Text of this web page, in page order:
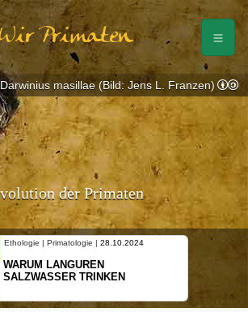
Primaten
der Primaten
Ethologie | Primatologie |28.10.2024
WARUM LANGUREN
SALZWASSER TRINKEN
Darwinius masillae (Bild: Jens L. Franzen)